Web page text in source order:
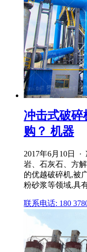
冲击式破碎
购？ 机器
2017年6月10日
岩、石灰石、方
的优越破碎机,被
粉砂浆等领域,具
联系电话: 180